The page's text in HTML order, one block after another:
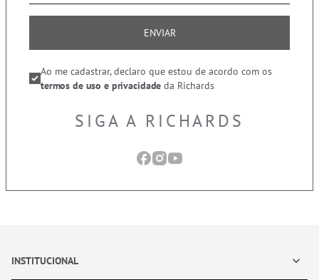
ENVIAR
Ao me cadastrar, declaro que estou de acordo com os
termos de uso e privacidade da Richards
SIGA A RICHARDS
INSTITUCIONAL